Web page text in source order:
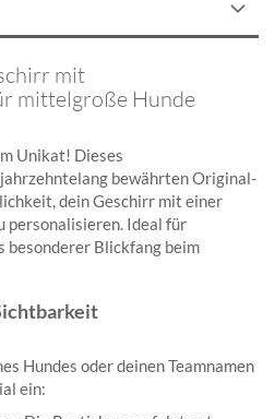
mit
mittelgroße Hunde
Unikat! Dieses
bewährten Original-
dein Geschirr mit einer
personalisieren. Ideal für
besonderer Blickfang beim
Hundes oder deinen Teamnamen
ein: